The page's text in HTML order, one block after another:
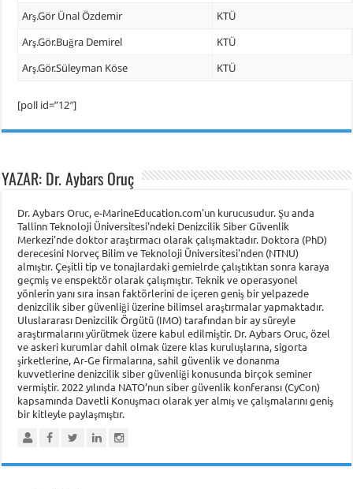
Arş.Gör Ünal Özdemir
KTÜ
Arş.Gör.Buğra Demirel
KTÜ
Arş.Gör.Süleyman Köse
KTÜ
[poll id=”12″]
YAZAR: Dr. Aybars Oruç
Dr. Aybars Oruc, e-MarineEducation.com'un kurucusudur. Şu anda
Tallinn Teknoloji Üniversitesi'ndeki Denizcilik Siber Güvenlik
Merkezi'nde doktor araştırmacı olarak çalışmaktadır. Doktora (PhD)
derecesini Norveç Bilim ve Teknoloji Üniversitesi'nden (NTNU)
almıştır. Çeşitli tip ve tonajlardaki gemielrde çalıştıktan sonra karaya
geçmiş ve enspektör olarak çalışmıştır. Teknik ve operasyonel
yönlerin yanı sıra insan faktörlerini de içeren geniş bir yelpazede
denizcilik siber güvenliği üzerine bilimsel araştırmalar yapmaktadır.
Uluslararası Denizcilik Örgütü (IMO) tarafından bir ay süreyle
araştırmalarını yürütmek üzere kabul edilmiştir. Dr. Aybars Oruc, özel
ve askeri kurumlar dahil olmak üzere klas kuruluşlarına, sigorta
şirketlerine, Ar-Ge firmalarına, sahil güvenlik ve donanma
kuvvetlerine denizcilik siber güvenliği konusunda birçok seminer
vermiştir. 2022 yılında NATO’nun siber güvenlik konferansı (CyCon)
kapsamında Davetli Konuşmacı olarak yer almış ve çalışmalarını geniş
bir kitleyle paylaşmıştır.